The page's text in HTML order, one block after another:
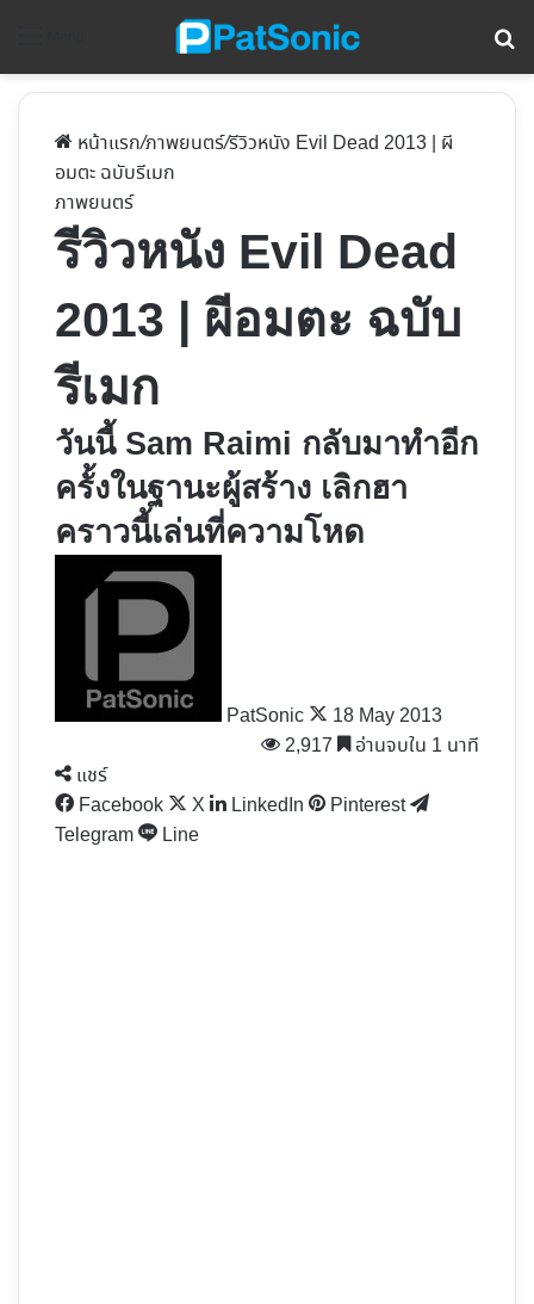
หน้าแรก/ภาพยนตร์/รีวิวหนัง Evil Dead 2013 | ผี
อมตะ ฉบับรีเมก
ภาพยนตร์
รีวิวหนัง Evil Dead
2013 | ผีอมตะ ฉบับ
รีเมก
วันนี้ Sam Raimi กลับมาทำอีก
ครั้งในฐานะผู้สร้าง เลิกฮา
คราวนี้เล่นที่ความโหด
PatSonic
18 May 2013
2,917
อ่านจบใน 1 นาที
แชร์
Facebook
X LinkedIn
Pinterest
Telegram
Line